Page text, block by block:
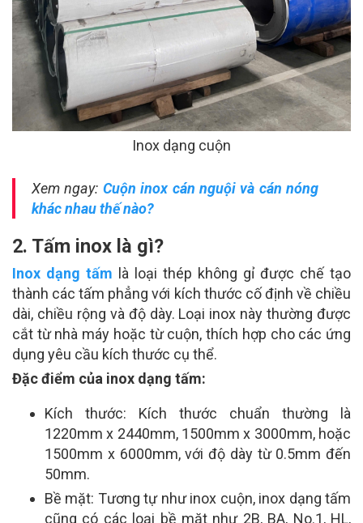
Inox dạng cuộn
Xem ngay: Cuộn inox cán nguội và cán nóng
khác nhau thế nào?
2. Tấm inox là gì?
Inox dạng tấm là loại thép không gỉ được chế tạo
thành các tấm phẳng với kích thước cố định về chiều
dài, chiều rộng và độ dày. Loại inox này thường được
cắt từ nhà máy hoặc từ cuộn, thích hợp cho các ứng
dụng yêu cầu kích thước cụ thể.
Đặc điểm của inox dạng tấm:
Kích thước: Kích thước chuẩn thường là
1220mm x 2440mm, 1500mm x 3000mm, hoặc
1500mm x 6000mm, với độ dày từ 0.5mm đến
50mm.
Bề mặt: Tương tự như inox cuộn, inox dạng tấm
cũng có các loại bề mặt như 2B, BA, No.1, HL,